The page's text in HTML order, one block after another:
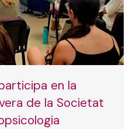
en la
de la Societat